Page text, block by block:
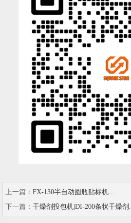
上一篇： FX-130半自动圆瓶贴标机...
下一篇： 干燥剂投包机|DI-200条状干燥剂...